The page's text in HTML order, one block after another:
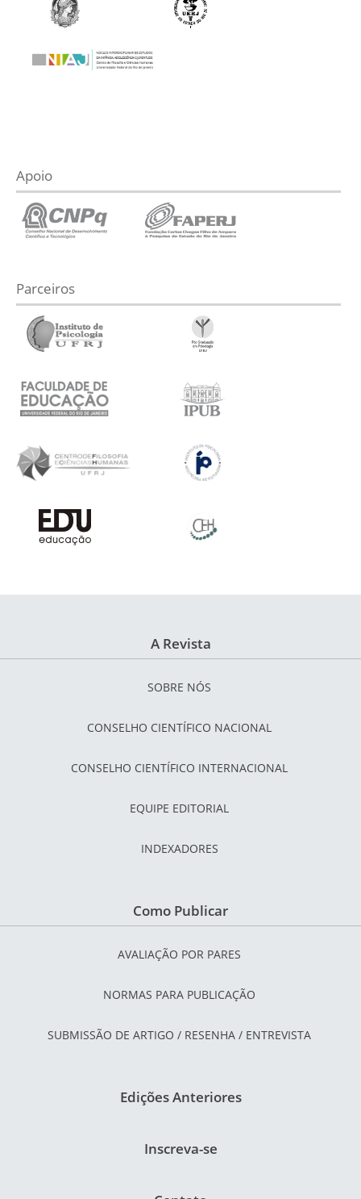
Apoio
Parceiros
A Revista
SOBRE NÓS
CONSELHO CIENTÍFICO NACIONAL
CONSELHO CIENTÍFICO INTERNACIONAL
EQUIPE EDITORIAL
INDEXADORES
Como Publicar
AVALIAÇÃO POR PARES
NORMAS PARA PUBLICAÇÃO
SUBMISSÃO DE ARTIGO / RESENHA / ENTREVISTA
Edições Anteriores
Inscreva-se